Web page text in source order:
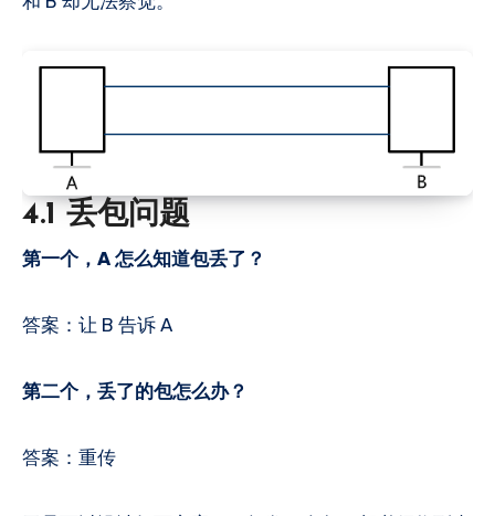
4.1 丢包问题
第一个，A 怎么知道包丢了？
答案：让 B 告诉 A
第二个，丢了的包怎么办？
答案：重传